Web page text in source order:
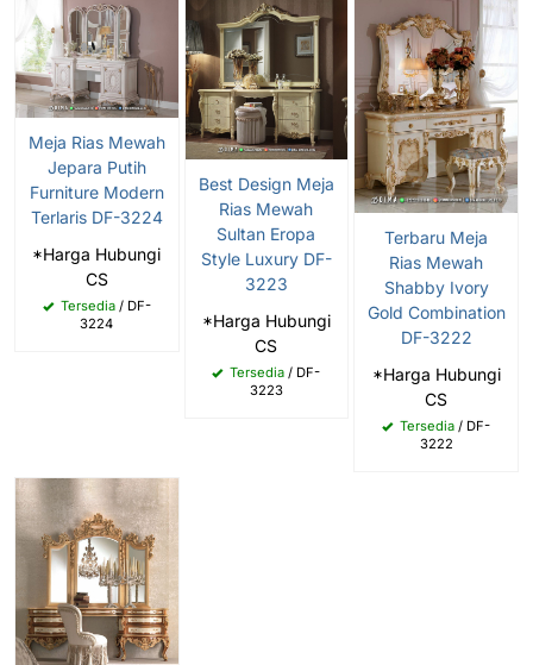
Meja Rias Mewah
Jepara Putih
Furniture Modern
Terlaris DF-3224
*Harga Hubungi
CS
Tersedia/ DF-
3224
Best Design Meja
Rias Mewah
Sultan Eropa
Style Luxury DF-
3223
*Harga Hubungi
CS
Tersedia / DF-
3223
Terbaru Meja
Rias Mewah
Shabby Ivory
Gold Combination
DF-3222
*Harga Hubungi
CS
Tersedia / DF-
3222